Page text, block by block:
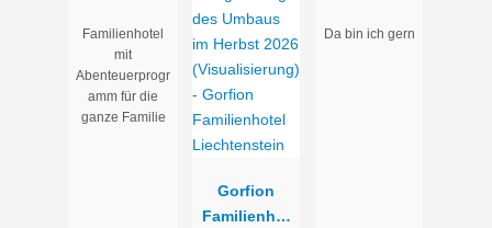
Familienhotel
mit
Abenteuerprogr
amm für die
ganze Familie
Gorfion
Familienhot
Rosenhof
Da bin ich gern